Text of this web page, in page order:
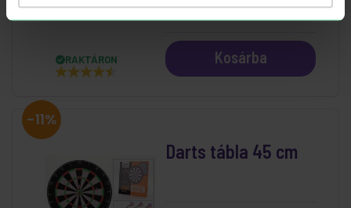
RAKTÁRON
2 990 Ft
2 499 Ft
Kosárba
-11%
Darts tábla 45 cm